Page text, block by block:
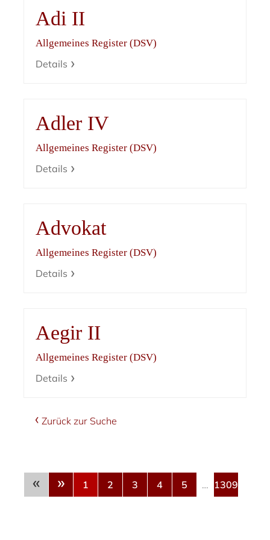
Adi II
Allgemeines Register (DSV)
Details
Adler IV
Allgemeines Register (DSV)
Details
Advokat
Allgemeines Register (DSV)
Details
Aegir II
Allgemeines Register (DSV)
Details
Zurück zur Suche
« » 1 2 3 4 5 … 1309